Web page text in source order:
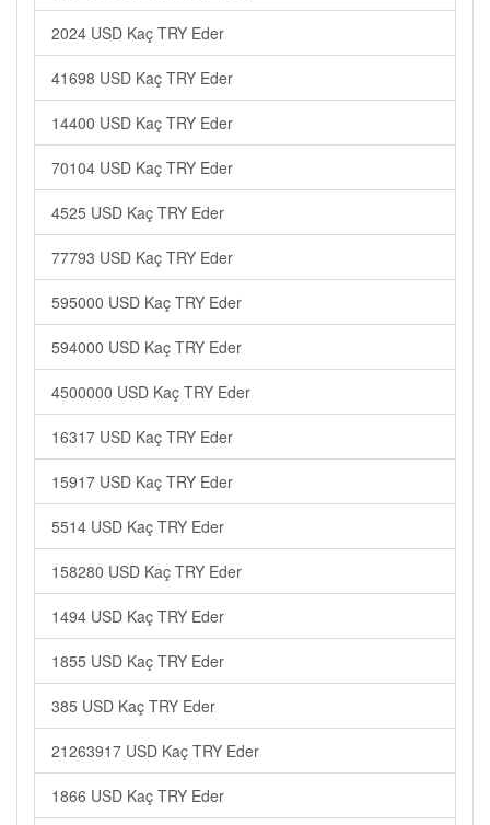
2024 USD Kaç TRY Eder
41698 USD Kaç TRY Eder
14400 USD Kaç TRY Eder
70104 USD Kaç TRY Eder
4525 USD Kaç TRY Eder
77793 USD Kaç TRY Eder
595000 USD Kaç TRY Eder
594000 USD Kaç TRY Eder
4500000 USD Kaç TRY Eder
16317 USD Kaç TRY Eder
15917 USD Kaç TRY Eder
5514 USD Kaç TRY Eder
158280 USD Kaç TRY Eder
1494 USD Kaç TRY Eder
1855 USD Kaç TRY Eder
385 USD Kaç TRY Eder
21263917 USD Kaç TRY Eder
1866 USD Kaç TRY Eder